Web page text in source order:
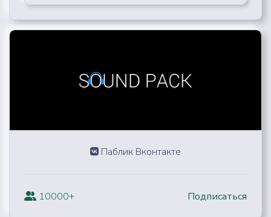
Паблик Вконтакте
10000+ Подписаться